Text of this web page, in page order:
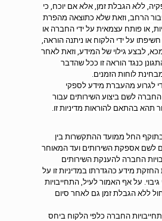
ללא הגבלת זמן, אלא אם יוכח, כי
הרחב, וזאת שלא כתוצאה מהפרת
או פותח עצמאית על ידי החברה או
על ידי הלקוח או ניתנה הוראה,
לבצע גילוי של המידע, וזאת לאחר
כנגד הוראה זו ככל שהדבר
לוחות הזמנים.
כדי לגרוע מהעברת מידע לספקי
החברה לשם ביצוע השירותים עבור
תהא בהתאם להוראות מדיניות זו.
בתוקף החל ממועד ההתקשרות בין
לשם אספקת השירותים ועד המאוחר
החברה להענקת השירותים
הפסקת החזקת מידע כהגדרתו במדיניות זו על
על אף האמור לעיל, התחייבויות
ללא הגבלת זמן גם לאחר סיום
החברה כלפי הלקוח ביחס